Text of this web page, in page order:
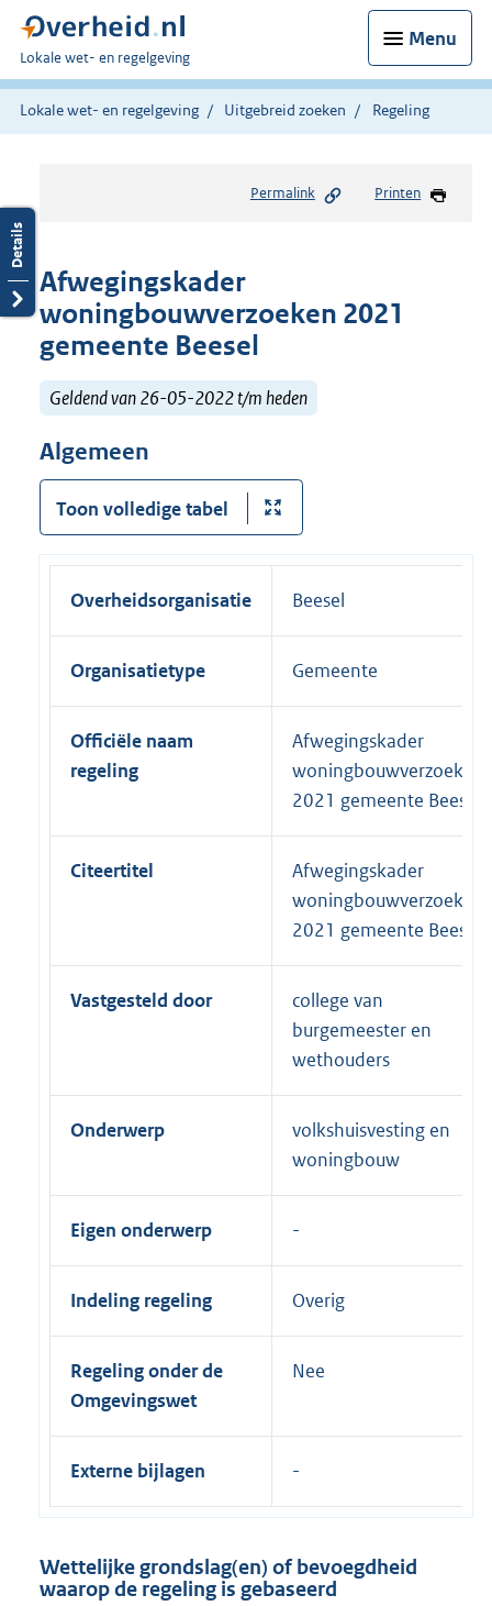
Menu
U
bent
hier:
Lokale wet- en regelgeving
Lokale wet- en regelgeving Uitgebreid zoeken Regeling
Permalink Printen
Afwegingskader
woningbouwverzoeken 2021
gemeente Beesel
Geldend van 26-05-2022 t/m heden
Algemeen
Toon volledige tabel
Overheidsorganisatie Beesel
Organisatietype Gemeente
Officiële naam
regeling
Afwegingskader
woningbouwverzoeken
2021 gemeente Beesel
Citeertitel
Afwegingskader
woningbouwverzoeken
2021 gemeente Beesel
Vastgesteld door
college van
burgemeester en
wethouders
Onderwerp
volkshuisvesting en
woningbouw
Eigen onderwerp
Indeling regeling Overig
Regeling onder de
Omgevingswet
Nee
Externe bijlagen
Wettelijke grondslag(en) of bevoegdheid
waarop de regeling is gebaseerd